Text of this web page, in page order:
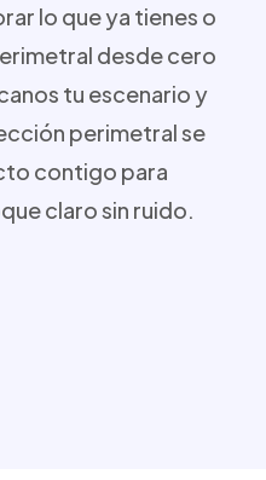
lo que ya tienes o
desde cero
tu escenario y
perimetral se
contigo para
claro sin ruido.